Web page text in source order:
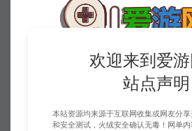
搜集外网内容【黑色沙漠】3506
源码手工端+虚拟机一键端配套视
搬运
女海
会员
欢迎来到爱
站点声明
本站资源均来源于互联网收集或网友分
和安全测试，火绒安全确认无毒！网单